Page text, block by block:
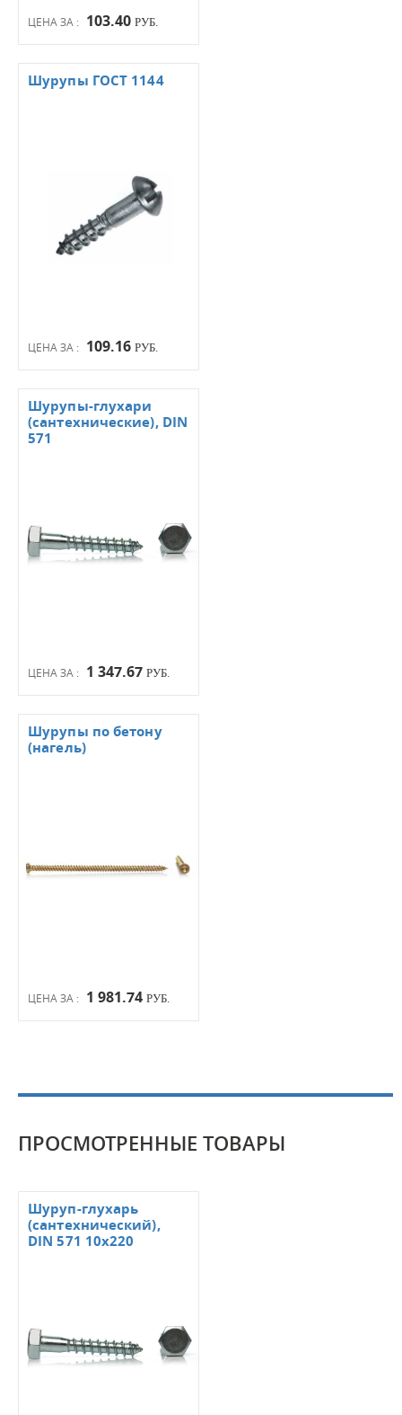
ЦЕНА ЗА : 103.40 РУБ.
ЦЕНА ЗА : 109.16 РУБ.
Шурупы ГОСТ 1144
ЦЕНА ЗА : 1 347.67 РУБ.
Шурупы-глухари
(сантехнические), DIN
571
ЦЕНА ЗА : 1 981.74 РУБ.
Шурупы по бетону
(нагель)
ПРОСМОТРЕННЫЕ ТОВАРЫ
Шуруп-глухарь
(сантехнический),
DIN 571 10х220